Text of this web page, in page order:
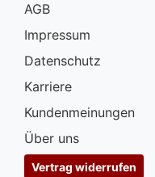
AGB
Impressum
Datenschutz
Karriere
Kundenmeinungen
Über uns
Vertrag widerrufen